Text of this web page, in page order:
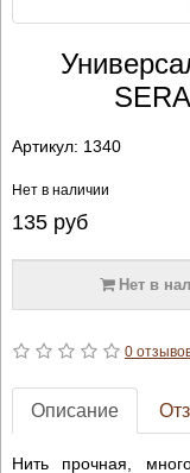
Артикул: 1340
Нет в наличии
135руб
Нет в
0
Описание
Нить прочная,